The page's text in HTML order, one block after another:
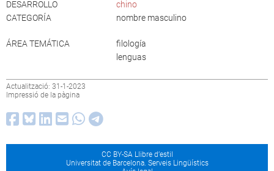
DESARROLLO
chino
CATEGORÍA
nombre masculino
ÁREA TEMÁTICA
filología
lenguas
Actualització: 31-1-2023
Impressió de la pàgina
CC BY-SA Llibre d’estil
Universitat de Barcelona. Serveis Lingüístics